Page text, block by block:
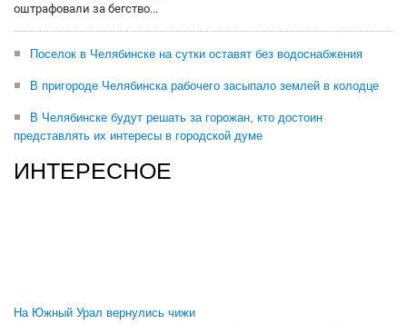
оштрафовали за бегство...
Поселок в Челябинске на сутки оставят без водоснабжения
В пригороде Челябинска рабочего засыпало землей в колодце
В Челябинске будут решать за горожан, кто достоин
представлять их интересы в городской думе
ИНТЕРЕСНОЕ
На Южный Урал вернулись чижи